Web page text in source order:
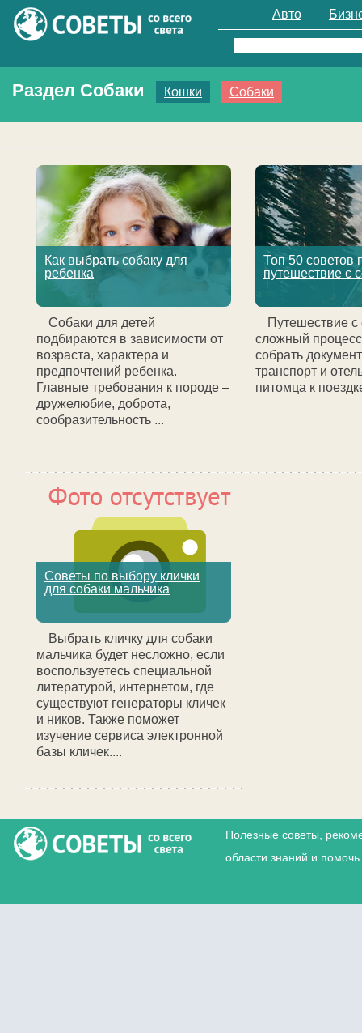
Авто
Найти:
Раздел Собаки Кошки Собаки
Как выбрать собаку для
ребенка
Собаки для детей
подбираются в зависимости от
возраста, характера и
предпочтений ребенка.
Главные требования к породе –
дружелюбие, доброта,
сообразительность ...
Топ 50 советов
путешествие с
Путешествие с
сложный
собрать
транспорт и
питомца к
Советы по выбору клички
для собаки мальчика
Выбрать кличку для собаки
мальчика будет несложно, если
воспользуетесь специальной
литературой, интернетом, где
существуют генераторы кличек
и ников. Также поможет
изучение сервиса электронной
базы кличек....
Полезные советы,
области знаний и